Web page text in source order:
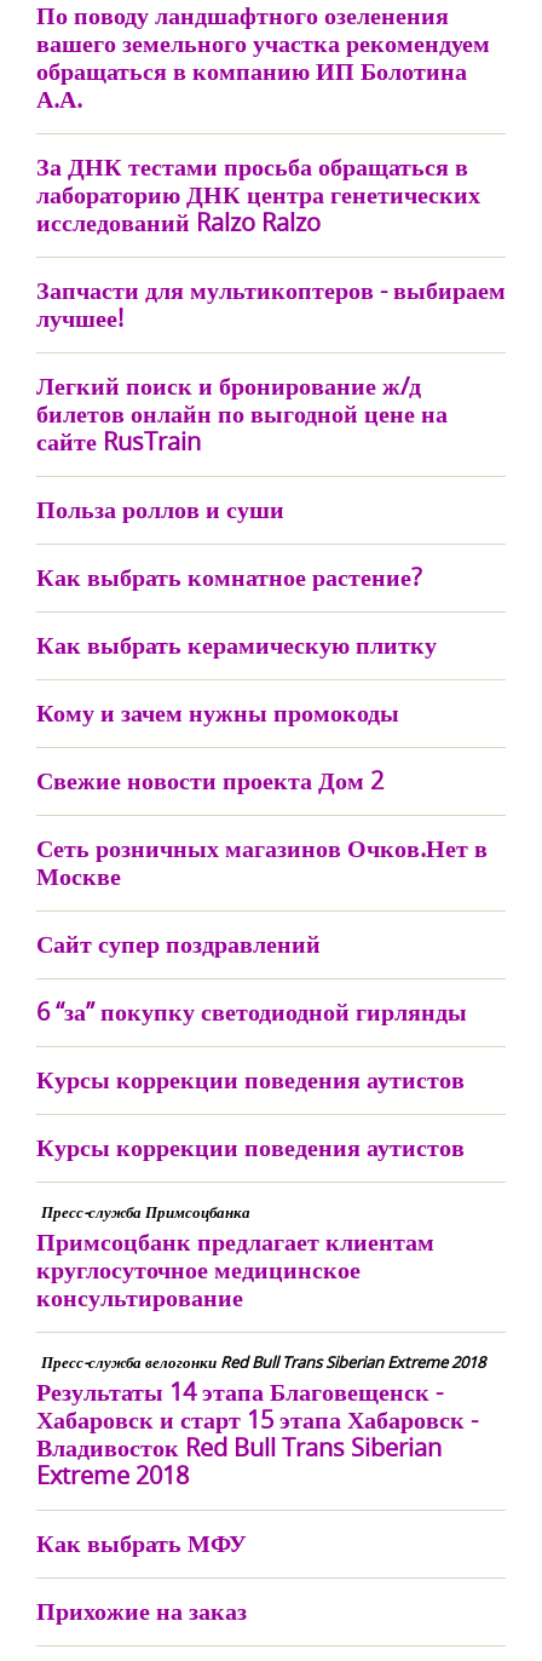
По поводу ландшафтного озеленения
вашего земельного участка рекомендуем
обращаться в компанию ИП Болотина
А.А.
За ДНК тестами просьба обращаться в
лабораторию ДНК центра генетических
исследований Ralzo Ralzo
Запчасти для мультикоптеров - выбираем
лучшее!
Легкий поиск и бронирование ж/д
билетов онлайн по выгодной цене на
сайте RusTrain
Польза роллов и суши
Как выбрать комнатное растение?
Как выбрать керамическую плитку
Кому и зачем нужны промокоды
Свежие новости проекта Дом 2
Сеть розничных магазинов Очков.Нет в
Москве
Сайт супер поздравлений
6 “за” покупку светодиодной гирлянды
Курсы коррекции поведения аутистов
Курсы коррекции поведения аутистов
Пресс-служба Примсоцбанка
Примсоцбанк предлагает клиентам
круглосуточное медицинское
консультирование
Пресс-служба велогонки Red Bull Trans Siberian Extreme 2018
Результаты 14 этапа Благовещенск -
Хабаровск и старт 15 этапа Хабаровск -
Владивосток Red Bull Trans Siberian
Extreme 2018
Как выбрать МФУ
Прихожие на заказ